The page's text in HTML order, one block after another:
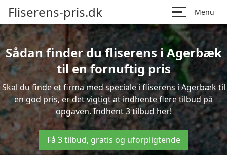
Fliserens-pris.dk Menu
Sådan finder du fliserens i Agerbæk
til en fornuftig pris
Skal du finde et firma med speciale i fliserens i Agerbæk til
en god pris, er det vigtigt at indhente flere tilbud på
opgaven. Indhent 3 tilbud her!
Få 3 tilbud, gratis og uforpligtende